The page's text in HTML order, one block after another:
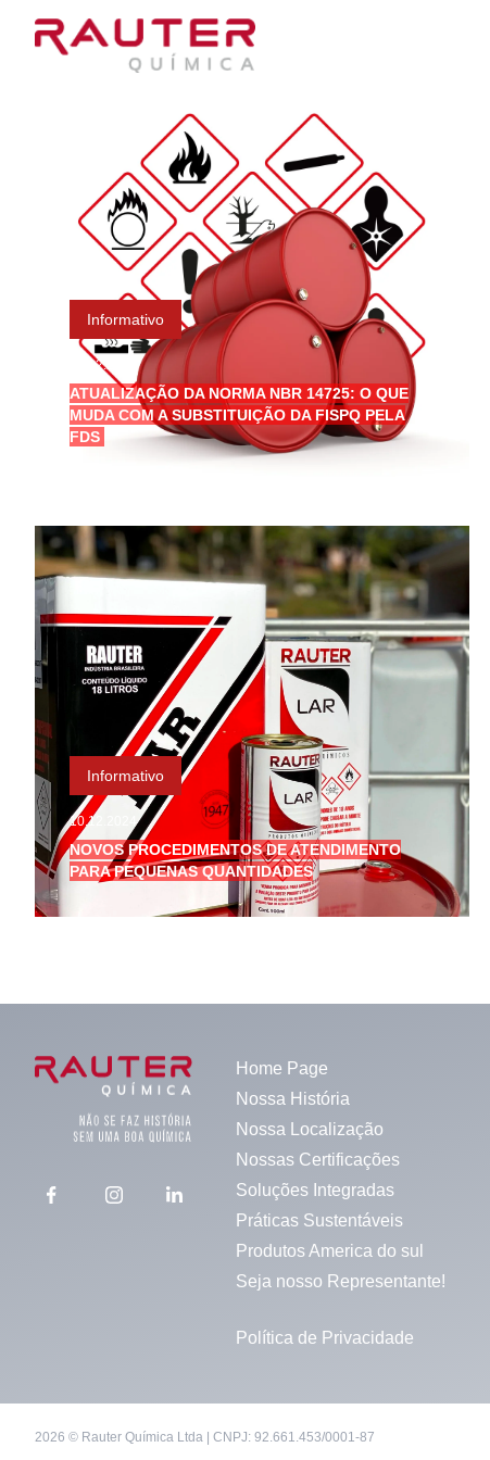
Informativo
12.12.2024
ATUALIZAÇÃO DA NORMA NBR 14725: O QUE
MUDA COM A SUBSTITUIÇÃO DA FISPQ PELA
FDS
Informativo
10.12.2024
NOVOS PROCEDIMENTOS DE ATENDIMENTO
PARA PEQUENAS QUANTIDADES
Home Page
Nossa História
Nossa Localização
Nossas Certificações
Soluções Integradas
Práticas Sustentáveis
Produtos America do sul
Seja nosso Representante!
Política de Privacidade
2026 © Rauter Química Ltda | CNPJ: 92.661.453/0001-87